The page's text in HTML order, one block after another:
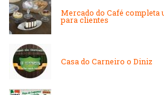
Lanchonetes
Massas
Mercado do Café completa
para clientes
Casa do Carneiro o Diniz